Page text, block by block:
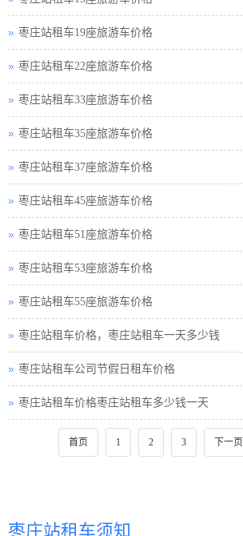
枣庄站租车19座旅游车价格
枣庄站租车22座旅游车价格
枣庄站租车33座旅游车价格
枣庄站租车35座旅游车价格
枣庄站租车37座旅游车价格
枣庄站租车45座旅游车价格
枣庄站租车51座旅游车价格
枣庄站租车53座旅游车价格
枣庄站租车55座旅游车价格
枣庄站租车价格，枣庄站租车一天多少钱
枣庄站租车公司节假日租车价格
枣庄站租车价格枣庄站租车多少钱一天
首页 1 2 3 下一页
枣庄站租车须知